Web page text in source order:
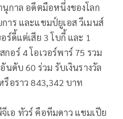
นุกาล อดีตมือหนึ่งของโลก
าร และแชมป์ยูเอส วีเมนส์
ร์ดี้แต่เสีย 3 โบกี้ และ 1
อร์ 4 โอเวอร์พาร์ 75 รวม
นดับ 60 ร่วม รับเงินรางวัล
อราว 843,342 บาท
เอ ทัวร์ คือทีมดาว แชมเปีย